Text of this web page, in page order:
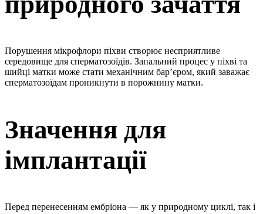
Порушення мікрофлори піхви створює несприятливе
середовище для сперматозоїдів. Запальний процес у піхві та
шийці матки може стати механічним бар’єром, який заважає
сперматозоїдам проникнути в порожнину матки.
Значення для
імплантації
Перед перенесенням ембріона — як у природному циклі, так і